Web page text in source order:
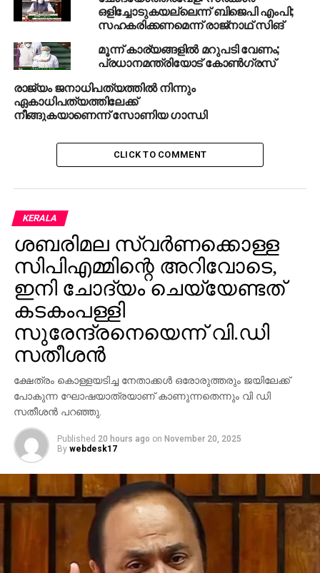
ഒളിച്ചോടുകയല്ലെന്ന് ബിജെപി എംപി;
സഹകരിക്കണമെന്ന് രാജ്‌നാഥ് സിങ്
മൂന്ന് കാര്യങ്ങളില്‍ മറുപടി വേണം;
പ്രധാനമന്ത്രിയോട് കോണ്‍ഗ്രസ്
രാജ്യം ജനാധിപത്യത്തില്‍ നിന്നും
ഏകാധിപത്യത്തിലേക്ക്
നീങ്ങുകയാണെന്ന് സോണിയ ഗാന്ധി
CLICK TO COMMENT
KERALA
ശബരിമല സ്വര്‍ണക്കൊള്ള
സിപിഎമ്മിന്റെ അറിവോടെ,
ഇനി ചോദ്യം ചെയ്യേണ്ടത്
കടകംപള്ളി
സുരേന്ദ്രനെയെന്ന് വി.ഡി
സതീശന്‍
ക്ഷേത്രം കൊള്ളയടിച്ച നേതാക്കള്‍ ഒരോരുത്തരും ജയിലേക്ക്
പോകുന്ന ഘോഷയാത്രയാണ് കാണുന്നതെന്നും വി ഡി
സതീശന്‍ പറഞ്ഞു.
Published 20 hours ago on November 20, 2025
By webdesk17